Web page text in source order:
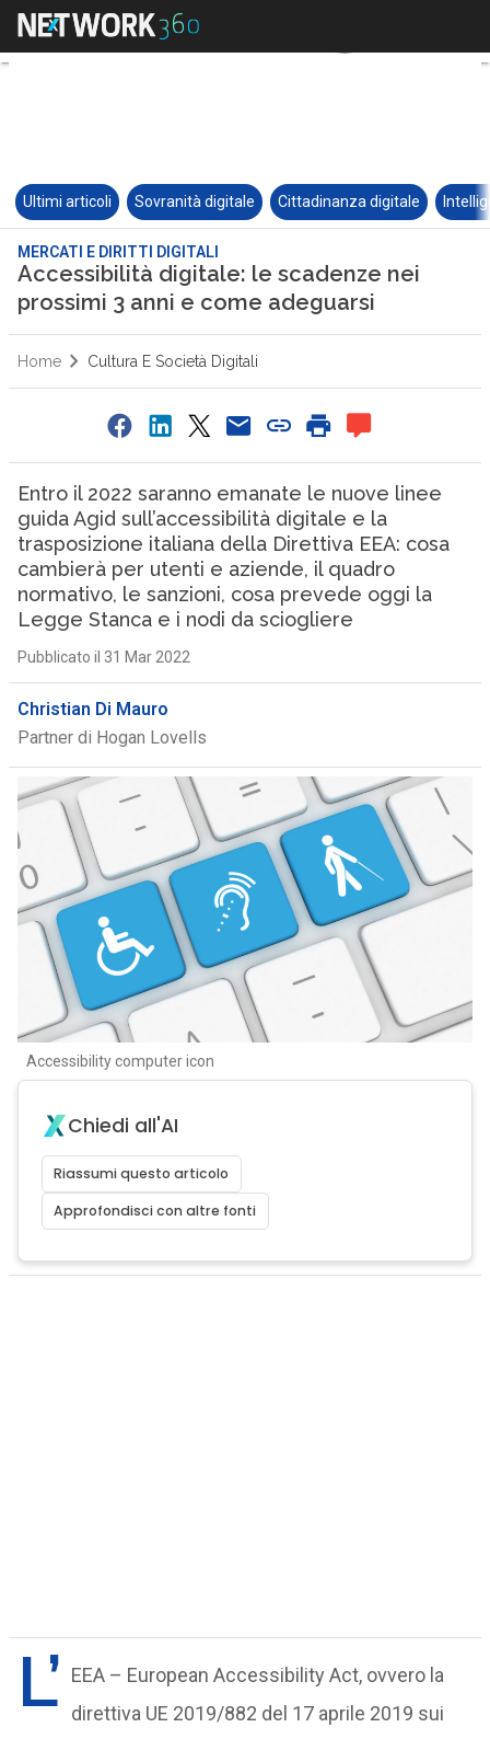
Ultimi articoli Sovranità digitale Cittadinanza digitale
MERCATI E DIRITTI DIGITALI
Accessibilità digitale: le scadenze nei
prossimi 3 anni e come adeguarsi
Home Cultura E Società Digitali
Entro il 2022 saranno emanate le nuove linee
guida Agid sull’accessibilità digitale e la
trasposizione italiana della Direttiva EEA: cosa
cambierà per utenti e aziende, il quadro
normativo, le sanzioni, cosa prevede oggi la
Legge Stanca e i nodi da sciogliere
Pubblicato il 31 Mar 2022
Christian Di Mauro
Partner di Hogan Lovells
Accessibility computer icon
Chiedi all'AI
Riassumi questo articolo
Approfondisci con altre fonti
L’ EEA – European Accessibility Act, ovvero la
direttiva UE 2019/882 del 17 aprile 2019 sui